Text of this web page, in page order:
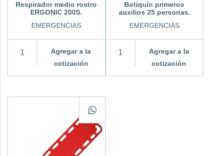
Respirador medio rostro
ERGONIC 200S.
EMERGENCIAS
Agregar a la
cotización
Botiquín primeros
auxilios 25 personas.
EMERGENCIAS
Agregar a la
cotización